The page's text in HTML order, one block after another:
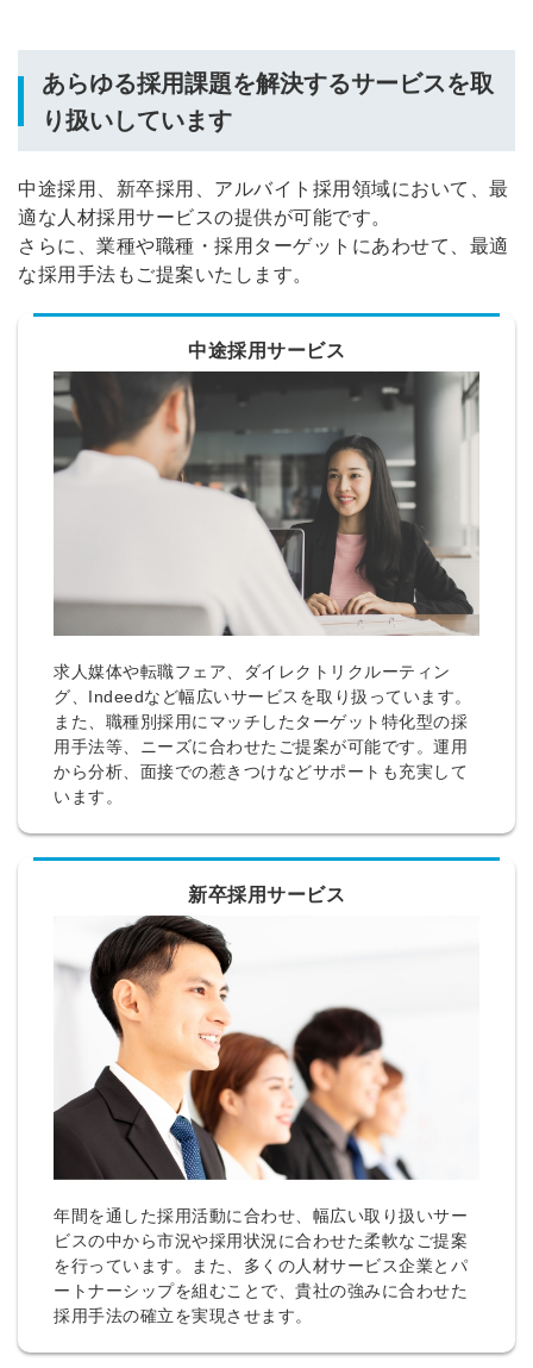
あらゆる採用課題を解決するサービスを取
り扱いしています
中途採用、新卒採用、アルバイト採用領域において、最
適な人材採用サービスの提供が可能です。
さらに、業種や職種・採用ターゲットにあわせて、最適
な採用手法もご提案いたします。
中途採用サービス
求人媒体や転職フェア、ダイレクトリクルーティン
グ、Indeedなど幅広いサービスを取り扱っています。
また、職種別採用にマッチしたターゲット特化型の採
用手法等、ニーズに合わせたご提案が可能です。運用
から分析、面接での惹きつけなどサポートも充実して
います。
新卒採用サービス
年間を通した採用活動に合わせ、幅広い取り扱いサー
ビスの中から市況や採用状況に合わせた柔軟なご提案
を行っています。また、多くの人材サービス企業とパ
ートナーシップを組むことで、貴社の強みに合わせた
採用手法の確立を実現させます。